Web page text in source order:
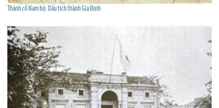
Thành cổ Nam bộ: Dấu tích thành Gia Định